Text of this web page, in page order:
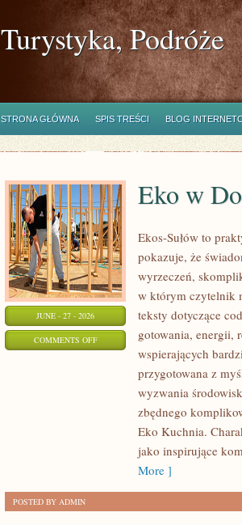
Turystyka, Podróże
STRONA GŁÓWNA SPIS TREŚCI BLOG
JUNE - 27 - 2026
COMMENTS OFFON
Eko w
Ekos-Sułów to
pokazuje, że
wyrzeczeń,
w którym czytelnik
teksty dotyczące
gotowania, energii,
wspierających
przygotowana z
wyzwania
zbędnego
Eko Kuchnia.
jako inspirujące
More ]
POSTED BY ADMIN